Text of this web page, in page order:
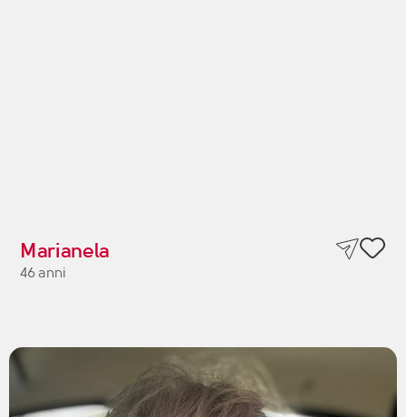
Marianela
46 anni